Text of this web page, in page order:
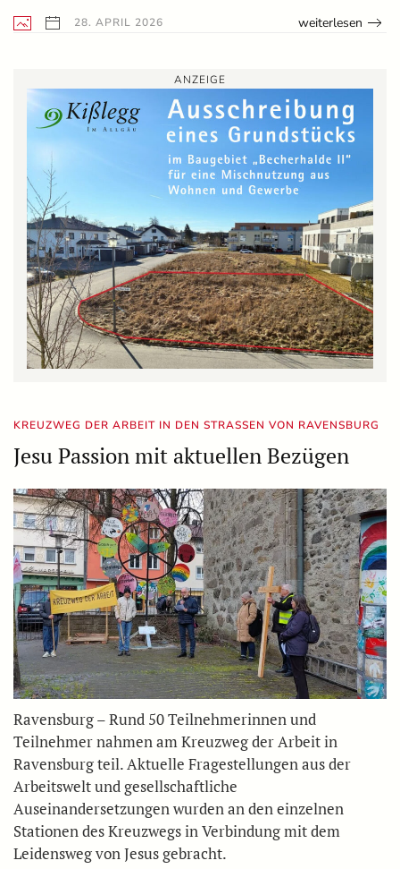
28. APRIL 2026 weiterlesen
ANZEIGE
KREUZWEG DER ARBEIT IN DEN STRASSEN VON RAVENSBURG
Jesu Passion mit aktuellen Bezügen
Ravensburg – Rund 50 Teilnehmerinnen und
Teilnehmer nahmen am Kreuzweg der Arbeit in
Ravensburg teil. Aktuelle Fragestellungen aus der
Arbeitswelt und gesellschaftliche
Auseinandersetzungen wurden an den einzelnen
Stationen des Kreuzwegs in Verbindung mit dem
Leidensweg von Jesus gebracht.